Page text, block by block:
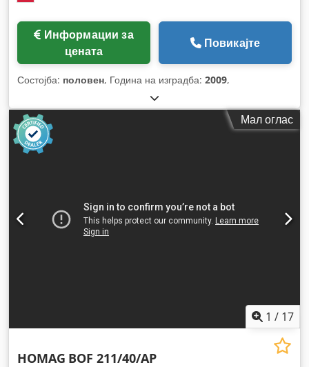
цената
Повикајте
Состојба: половен, Година на изградба: 2009,
Мал оглас
1 / 17
HOMAG BOF 211/40/AP